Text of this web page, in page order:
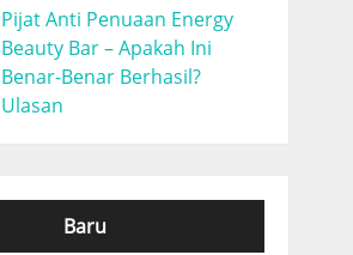
Pijat Anti Penuaan Energy
Beauty Bar – Apakah Ini
Benar-Benar Berhasil?
Ulasan
Baru